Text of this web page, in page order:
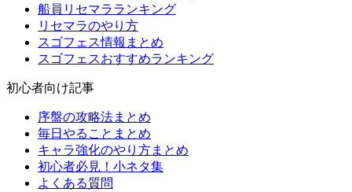
船員リセマラランキング
リセマラのやり方
スゴフェス情報まとめ
スゴフェスおすすめランキング
初心者向け記事
序盤の攻略法まとめ
毎日やることまとめ
キャラ強化のやり方まとめ
初心者必見！小ネタ集
よくある質問